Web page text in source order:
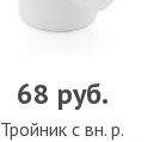
68 руб.
Тройник с вн. р.